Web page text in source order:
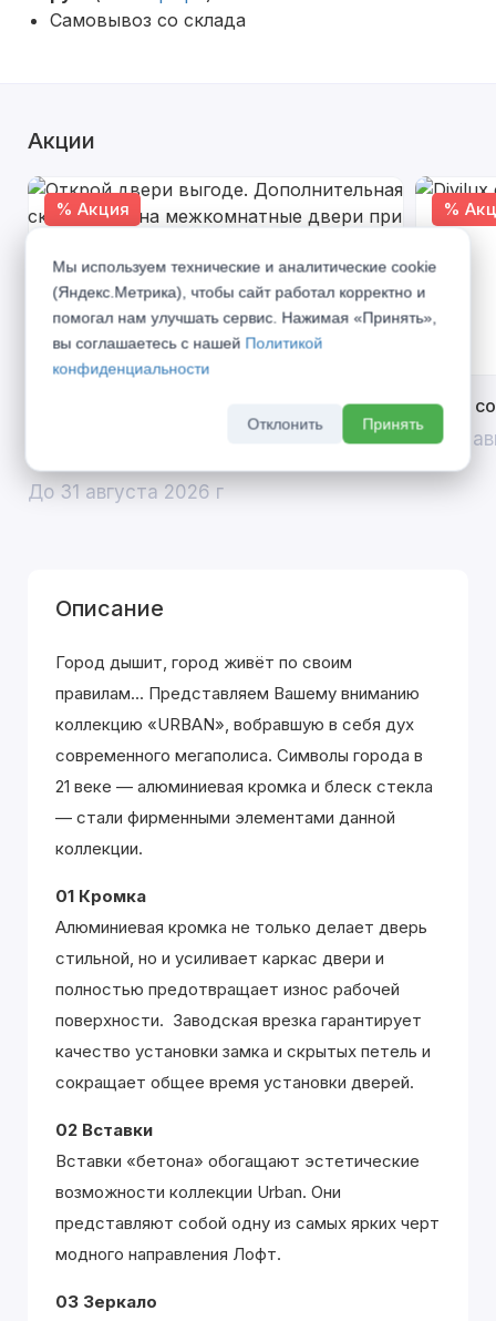
Самовывоз со склада
Акции
% Акция
Открой двери выгоде. Дополнительная
скидка 10% на межкомнатные двери при
покупке входной двери
До 31 августа 2026 г
%
Divilux
До 31
Описание
Город дышит, город живёт по своим
правилам... Представляем Вашему вниманию
коллекцию «URBAN», вобравшую в себя дух
современного мегаполиса. Символы города в
21 веке — алюминиевая кромка и блеск стекла
— стали фирменными элементами данной
коллекции.
01 Кромка
Алюминиевая кромка не только делает дверь
стильной, но и усиливает каркас двери и
полностью предотвращает износ рабочей
поверхности. Заводская врезка гарантирует
качество установки замка и скрытых петель и
сокращает общее время установки дверей.
02 Вставки
Вставки «бетона» обогащают эстетические
возможности коллекции Urban. Они
представляют собой одну из самых ярких черт
модного направления Лофт.
03 Зеркало
Мы используем технические и аналитические cookie
(Яндекс.Метрика), чтобы сайт работал корректно и
помогал нам улучшать сервис. Нажимая «Принять»,
вы соглашаетесь с нашей Политикой
конфиденциальности
Отклонить Принять